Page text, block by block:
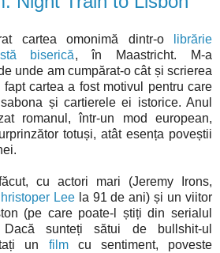
cartea omonimă dintr-o
librărie
biserică, în Maastricht. M-a
unde am cumpărat-o cât și scrierea
fapt cartea a fost motivul pentru care
și cartierele ei istorice. Anul
romanul, într-un mod european,
totuși, atât esența poveștii
cu actori mari (Jeremy Irons,
Leela 91 de ani) și un viitor
(pe care poate-l știți din serialul
Dacă sunteți sătui de bullshit-ul
un filmcu sentiment, poveste